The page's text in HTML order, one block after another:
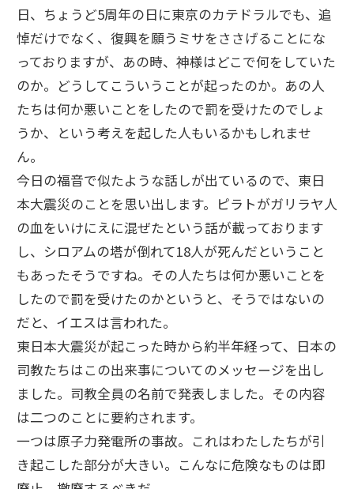
日、ちょうど5周年の日に東京のカテドラルでも、追
悼だけでなく、復興を願うミサをささげることにな
っておりますが、あの時、神様はどこで何をしていた
のか。どうしてこういうことが起ったのか。あの人
たちは何か悪いことをしたので罰を受けたのでしょ
うか、という考えを起した人もいるかもしれませ
ん。
今日の福音で似たような話しが出ているので、東日
本大震災のことを思い出します。ピラトがガリラヤ人
の血をいけにえに混ぜたという話が載っております
し、シロアムの塔が倒れて18人が死んだということ
もあったそうですね。その人たちは何か悪いことを
したので罰を受けたのかというと、そうではないの
だと、イエスは言われた。
東日本大震災が起こった時から約半年経って、日本の
司教たちはこの出来事についてのメッセージを出し
ました。司教全員の名前で発表しました。その内容
は二つのことに要約されます。
一つは原子力発電所の事故。これはわたしたちが引
き起こした部分が大きい。こんなに危険なものは即